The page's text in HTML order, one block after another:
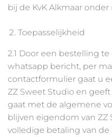
bij de KvK Alkmaar onder
Toepasselijkheid
2.1 Door een bestelling
whatsapp bericht, per
contactformulier gaat u
ZZ Sweet Studio en
gaat met de algemene
blijven eigendom van ZZ
volledige betaling van